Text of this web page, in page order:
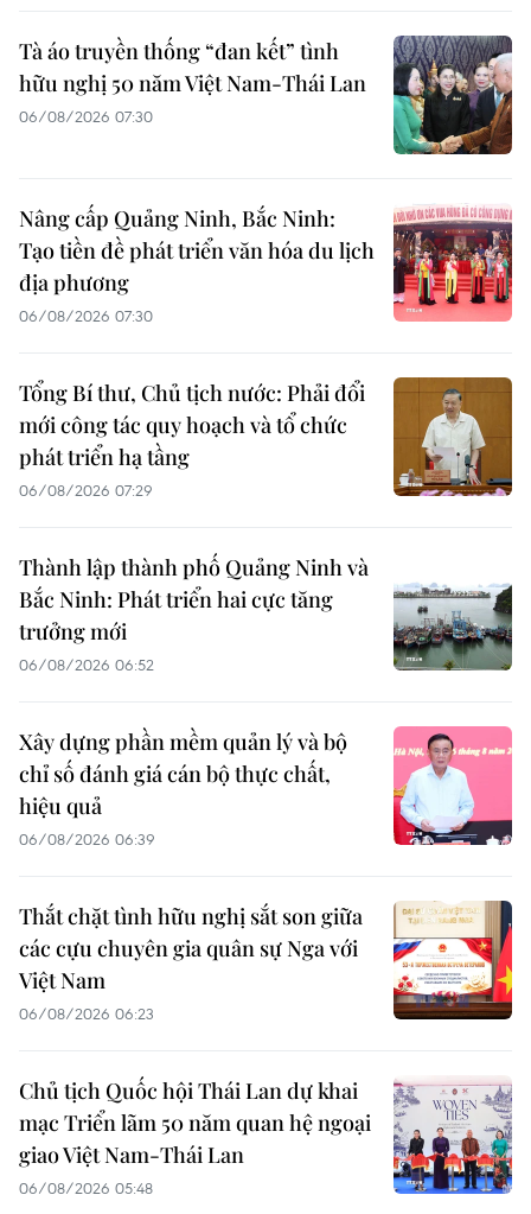
Tà áo truyền thống “đan kết” tình
hữu nghị 50 năm Việt Nam-Thái Lan
06/08/2026 07:30
Nâng cấp Quảng Ninh, Bắc Ninh:
Tạo tiền đề phát triển văn hóa du lịch
địa phương
06/08/2026 07:30
Tổng Bí thư, Chủ tịch nước: Phải đổi
mới công tác quy hoạch và tổ chức
phát triển hạ tầng
06/08/2026 07:29
Thành lập thành phố Quảng Ninh và
Bắc Ninh: Phát triển hai cực tăng
trưởng mới
06/08/2026 06:52
Xây dựng phần mềm quản lý và bộ
chỉ số đánh giá cán bộ thực chất,
hiệu quả
06/08/2026 06:39
Thắt chặt tình hữu nghị sắt son giữa
các cựu chuyên gia quân sự Nga với
Việt Nam
06/08/2026 06:23
Chủ tịch Quốc hội Thái Lan dự khai
mạc Triển lãm 50 năm quan hệ ngoại
giao Việt Nam-Thái Lan
06/08/2026 05:48